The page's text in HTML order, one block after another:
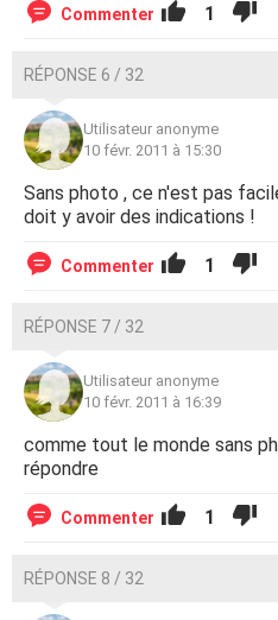
Commenter 1
RÉPONSE 6 / 32
Utilisateur anonyme
10 févr. 2011 à 15:30
Sans photo , ce n'est pas
doit y avoir des indications !
Commenter 1
RÉPONSE 7 / 32
Utilisateur anonyme
10 févr. 2011 à 16:39
comme tout le monde sans
répondre
Commenter 1
RÉPONSE 8 / 32